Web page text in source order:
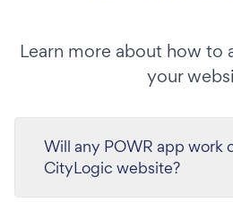
Learn more about how to
your
Will any POWR app work
CityLogic website?